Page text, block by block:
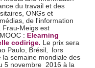
du travail et des
ONGs et
de l'information
Frau-Meigs est
: Elearning
codirige. Le prix sera
Paulo, Brésil, lors
semaine mondiale des
5 novembre 2016 à la